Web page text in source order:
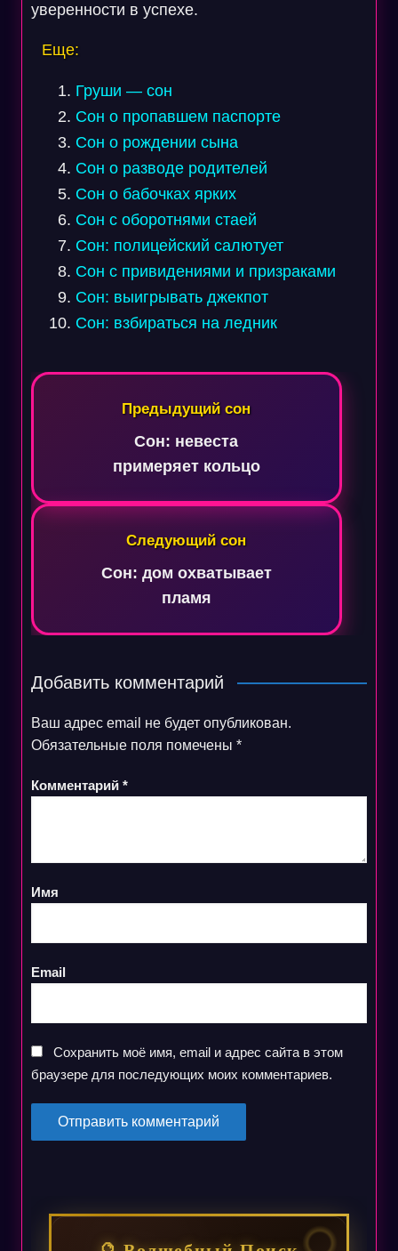
уверенности в успехе.
Еще:
Груши — сон
Сон о пропавшем паспорте
Сон о рождении сына
Сон о разводе родителей
Сон о бабочках ярких
Сон с оборотнями стаей
Сон: полицейский салютует
Сон с привидениями и призраками
Сон: выигрывать джекпот
Сон: взбираться на ледник
Навигация
Предыдущий сон
Сон: невеста
примеряет кольцо
Следующий сон
Сон: дом охватывает
пламя
Добавить комментарий
Ваш адрес email не будет опубликован.
Обязательные поля помечены *
Комментарий *
Имя
Email
Сохранить моё имя, email и адрес сайта в этом
браузере для последующих моих комментариев.